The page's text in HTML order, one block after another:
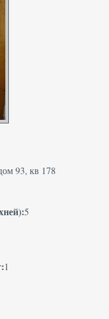
93, кв 178
5
1